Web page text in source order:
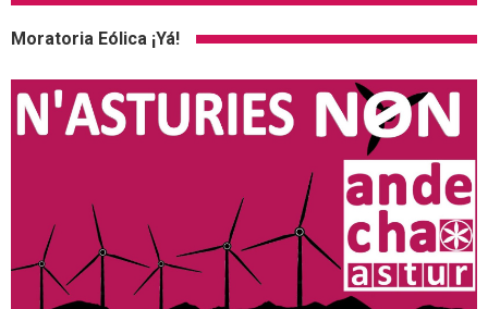
Moratoria Eólica ¡Yá!